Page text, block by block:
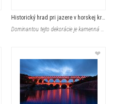
Historický hrad pri jazere v horskej krajine
Dominantou tejto dekorácie je kamenná architektúra historického hradu situov
❤